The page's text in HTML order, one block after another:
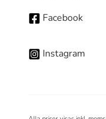
Facebook
Instagram